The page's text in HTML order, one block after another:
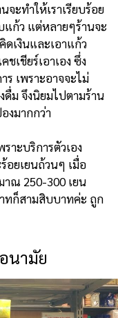
จะทำให้เราเรียบร้อย
ก้ว แต่หลายๆร้านจะ
ดเงินและเอาแก้ว
ชเชียร์เอาเอง ซึ่ง
ร เพราะอาจจะไม่
ดื่ม จึงนิยมไปตามร้าน
งมากกว่า
าะบริการตัวเอง
อยเยนถ้วนๆ เมื่อ
ณ 250-300 เยน
ทก็สามสิบบาทค่ะ ถูก
นามัย